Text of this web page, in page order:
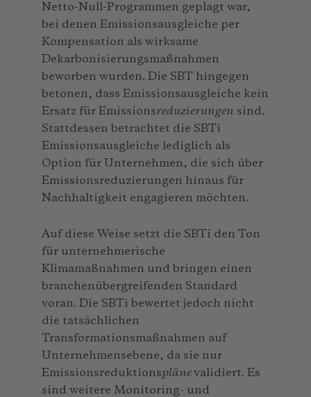
Netto-Null-Programmen geplagt war,
bei denen Emissionsausgleiche per
Kompensation als wirksame
Dekarbonisierungsmaßnahmen
beworben wurden. Die SBT hingegen
betonen, dass Emissionsausgleiche kein
Ersatz für Emissionsreduzierungen sind.
Stattdessen betrachtet die SBTi
Emissionsausgleiche lediglich als
Option für Unternehmen, die sich über
Emissionsreduzierungen hinaus für
Nachhaltigkeit engagieren möchten.
Auf diese Weise setzt die SBTi den Ton
für unternehmerische
Klimamaßnahmen und bringen einen
branchenübergreifenden Standard
voran. Die SBTi bewertet jedoch nicht
die tatsächlichen
Transformationsmaßnahmen auf
Unternehmensebene, da sie nur
Emissionsreduktionsplänevalidiert. Es
sind weitere Monitoring- und